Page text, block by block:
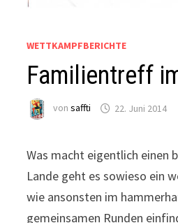
WETTKAMPFBERICHTE
Familientreff
vonsaffti 22. Juni 2014
Was macht eigentlich einen
Lande geht es sowieso ein
wie ansonsten im
gemeinsamen Runden